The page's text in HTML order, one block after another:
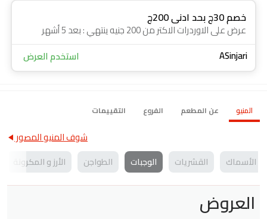
خصم 30ج بحد ادنى 200ج
عرض على الاوردرات الاكتر من 200 جنيه ينتهي : بعد 5 أشهر
ASinjari
استخدم العرض
المنيو عن المطعم الفروع التقييمات
شوف المنيو المصور
الأسماك القشريات الوجبات الطواجن الأرز و المكرونة
العروض